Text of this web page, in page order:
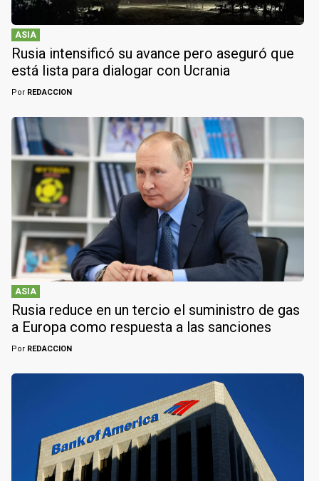
ASIA
Rusia intensificó su avance pero aseguró que
está lista para dialogar con Ucrania
Por REDACCION
ASIA
Rusia reduce en un tercio el suministro de gas
a Europa como respuesta a las sanciones
Por REDACCION